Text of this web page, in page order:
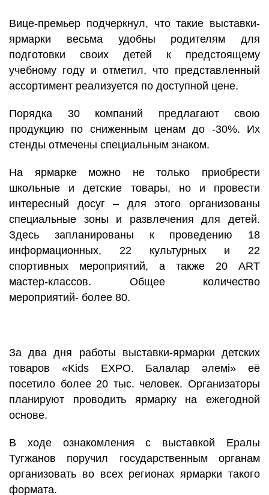
Вице-премьер подчеркнул, что такие выставки-
ярмарки весьма удобны родителям для
подготовки своих детей к предстоящему
учебному году и отметил, что представленный
ассортимент реализуется по доступной цене.
Порядка 30 компаний предлагают свою
продукцию по сниженным ценам до -30%. Их
стенды отмечены специальным знаком.
На ярмарке можно не только приобрести
школьные и детские товары, но и провести
интересный досуг – для этого организованы
специальные зоны и развлечения для детей.
Здесь запланированы к проведению 18
информационных, 22 культурных и 22
спортивных мероприятий, а также 20 ART
мастер-классов. Общее количество
мероприятий- более 80.
За два дня работы выставки-ярмарки детских
товаров «Kids EXPO. Балалар әлемі» её
посетило более 20 тыс. человек. Организаторы
планируют проводить ярмарку на ежегодной
основе.
В ходе ознакомления с выставкой Ералы
Тугжанов поручил государственным органам
организовать во всех регионах ярмарки такого
формата.